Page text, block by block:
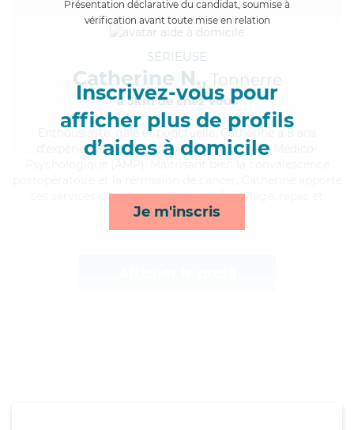
Présentation déclarative du candidat, soumise à
vérification avant toute mise en relation
Inscrivez-vous pour
afficher plus de profils
d’aides à domicile
Je m'inscris
SÉRIEUSE
Catherine N., Tonnerre
à 5km de chez Vous
, gaie et ponctuelle, Catherine a 8 ans
d'expérience et possède un diplôme d'Aide Médico-
ses services de transports, toilette/habillage, repas et
mobilité*